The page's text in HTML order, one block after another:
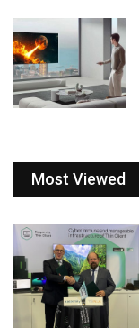
Most Viewed